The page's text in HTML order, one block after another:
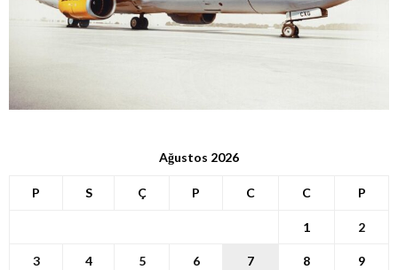
Ağustos 2026
P S Ç P C C P
1 2
3 4 5 6 7 8 9